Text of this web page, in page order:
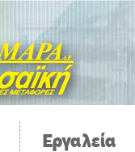
Εργαλεία